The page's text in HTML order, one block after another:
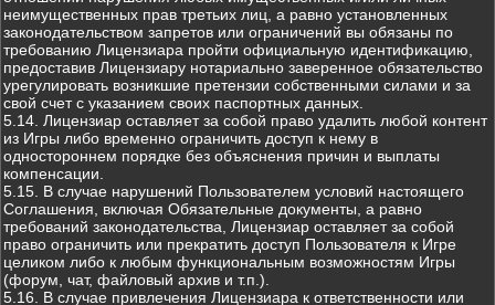
неимущественных прав третьих лиц, а равно установленных
законодательством запретов или ограничений вы обязаны по
требованию Лицензиара пройти официальную идентификацию,
предоставив Лицензиару нотариально заверенное обязательство
урегулировать возникшие претензии собственными силами и за
свой счет с указанием своих паспортных данных.
5.14. Лицензиар оставляет за собой право удалить любой контент
из Игры либо временно ограничить доступ к нему в
одностороннем порядке без объяснения причин и выплаты
компенсации.
5.15. В случае нарушений Пользователем условий настоящего
Соглашения, включая Обязательные документы, а равно
требований законодательства, Лицензиар оставляет за собой
право ограничить или прекратить доступ Пользователя к Игре
целиком либо к любым функциональным возможностям Игры
(форум, чат, файловый архив и т.п.).
5.16. В случае привлечения Лицензиара к ответственности или